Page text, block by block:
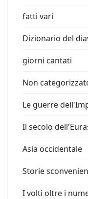
fatti vari
Dizionario del
giorni cantati
Non
Le guerre
Il secolo
Asia occidentale
Storie
I volti oltre i